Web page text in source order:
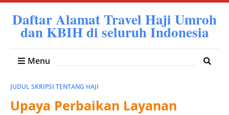
Daftar Alamat Travel Haji Umroh
dan KBIH di seluruh Indonesia
Menu
JUDUL SKRIPSI TENTANG HAJI
Upaya Perbaikan Layanan